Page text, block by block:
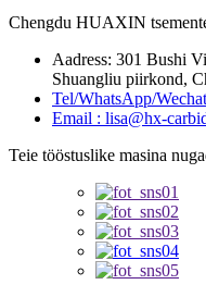
Chengdu HUAXIN
Aadress: 301 Bushi
Shuangliu piirkond,
Tel/WhatsApp/
Email : lisa@hx-
Teie tööstuslike masina